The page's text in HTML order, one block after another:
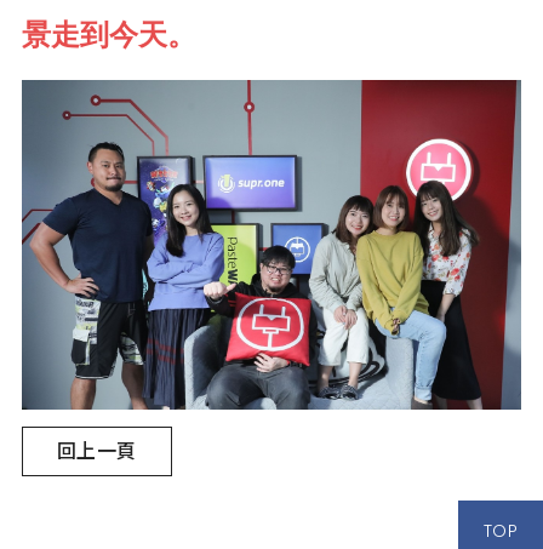
景走到今天。
回上一頁
TOP